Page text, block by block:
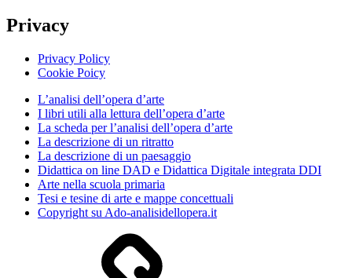
Privacy
Privacy Policy
Cookie Poicy
L’analisi dell’opera d’arte
I libri utili alla lettura dell’opera d’arte
La scheda per l’analisi dell’opera d’arte
La descrizione di un ritratto
La descrizione di un paesaggio
Didattica on line DAD e Didattica Digitale integrata DDI
Arte nella scuola primaria
Tesi e tesine di arte e mappe concettuali
Copyright su Ado-analisidellopera.it